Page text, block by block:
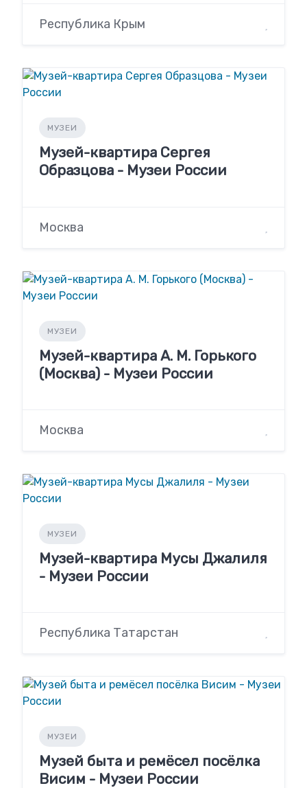
Республика Крым
МУЗЕИ
Музей-квартира Сергея
Образцова - Музеи России
Москва
МУЗЕИ
Музей-квартира А. М. Горького
(Москва) - Музеи России
Москва
МУЗЕИ
Музей-квартира Мусы Джалиля
- Музеи России
Республика Татарстан
МУЗЕИ
Музей быта и ремёсел посёлка
Висим - Музеи России